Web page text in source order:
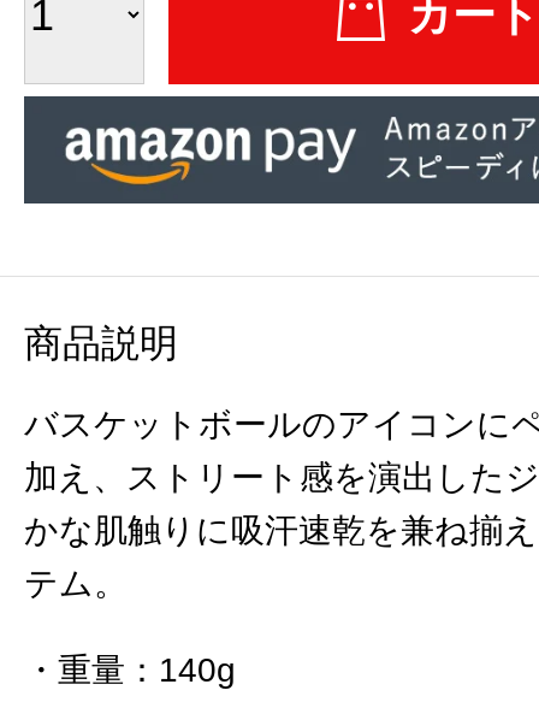
商品説明
バスケットボールのアイコンに
加え、ストリート感を演出した
かな肌触りに吸汗速乾を兼ね揃
テム。
重量 ： 140g